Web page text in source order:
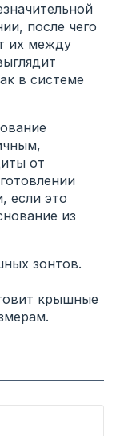
после чего
их между
в системе
от
если это
из
зонтов.
крышные